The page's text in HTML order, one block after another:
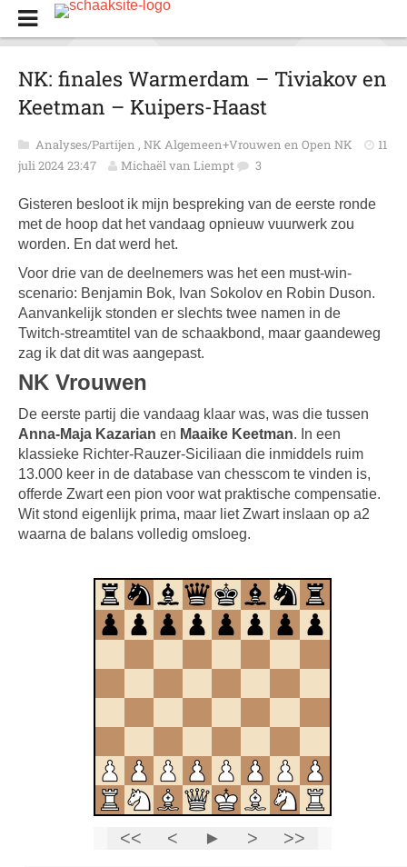
NK: finales Warmerdam – Tiviakov en
Keetman – Kuipers-Haast
Analyses/Partijen , NK Algemeen+Vrouwen en Open NK
11
juli 2024 23:47
Michaël van Liempt 3
Gisteren besloot ik mijn bespreking van de eerste ronde
met de hoop dat het vandaag opnieuw vuurwerk zou
worden. En dat werd het.
Voor drie van de deelnemers was het een must-win-
scenario: Benjamin Bok, Ivan Sokolov en Robin Duson.
Aanvankelijk stonden er slechts twee namen in de
Twitch-streamtitel van de schaakbond, maar gaandeweg
zag ik dat dit was aangepast.
NK Vrouwen
De eerste partij die vandaag klaar was, was die tussen
Anna-Maja Kazarian en Maaike Keetman. In een
klassieke Richter-Rauzer-Siciliaan die inmiddels ruim
13.000 keer in de database van chesscom te vinden is,
offerde Zwart een pion voor wat praktische compensatie.
Wit stond eigenlijk prima, maar liet Zwart inslaan op a2
waarna de balans volledig omsloeg.